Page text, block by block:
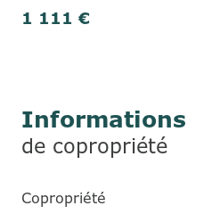
1 111 €
Informations
de copropriété
Copropriété